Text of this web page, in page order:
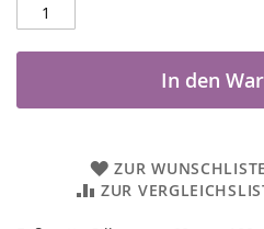
In den
ZUR
ZUR